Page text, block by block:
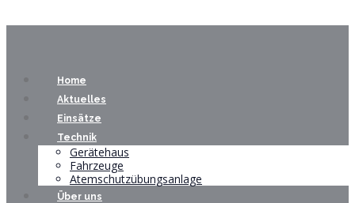
Home
Aktuelles
Einsätze
Technik
Gerätehaus
Fahrzeuge
Atemschutzübungsanlage
Über uns